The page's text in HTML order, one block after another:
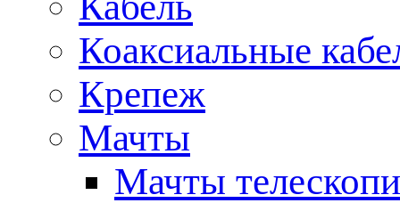
Коаксиальные
Крепеж
Мачты
Мачты